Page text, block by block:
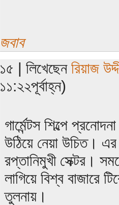
জবাব
১৫ | লিখেছেনরিয়াজ
১১:২২পূর্বাহ্ন)
গার্মেন্টস শিল্পে
উঠিয়ে নেয়া উচিত। এর
রপ্তানিমুখী সেক্টর।
লাগিয়ে বিশ্ব বাজারে
তুলনায়।